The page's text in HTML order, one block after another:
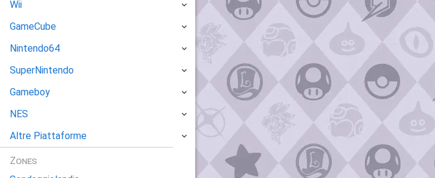
Wii
GameCube
Nintendo64
SuperNintendo
Gameboy
NES
Altre Piattaforme
Zones